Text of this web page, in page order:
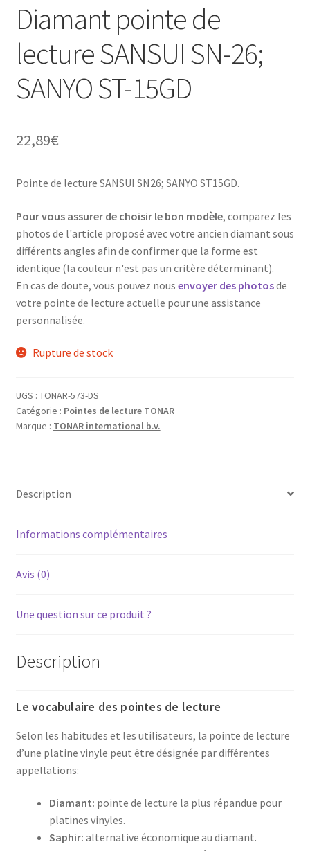
Diamant pointe de
lecture SANSUI SN-26;
SANYO ST-15GD
22,89€
Pointe de lecture SANSUI SN26; SANYO ST15GD.
Pour vous assurer de choisir le bon modèle, comparez les
photos de l'article proposé avec votre ancien diamant sous
différents angles afin de confirmer que la forme est
identique (la couleur n'est pas un critère déterminant).
En cas de doute, vous pouvez nous envoyer des photosde
votre pointe de lecture actuelle pour une assistance
personnalisée.
Rupture de stock
UGS : TONAR-573-DS
Catégorie : Pointes de lecture TONAR
Marque : TONAR international b.v.
Description
Informations complémentaires
Avis (0)
Une question sur ce produit ?
Description
Le vocabulaire des pointes de lecture
Selon les habitudes et les utilisateurs, la pointe de lecture
d’une platine vinyle peut être désignée par différentes
appellations:
Diamant: pointe de lecture la plus répandue pour
platines vinyles.
Saphir: alternative économique au diamant.